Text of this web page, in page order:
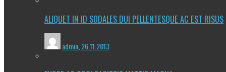
ALIQUET IN ID SODALES DUI PELLENTESQUE AC EST RISUS
admin 26.11.2013